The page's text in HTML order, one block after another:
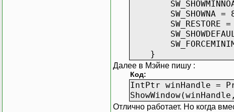
SW_SHOWNA =
SW_RESTORE =
}
Далее в Мэйне пишу :
Код:
IntPtr winHandle =
Отлично работает. Но когда